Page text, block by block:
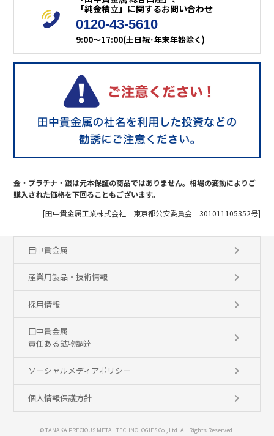
「純金積立」に関するお問い合わせ
0120-43-5610
9:00～17:00(土日祝･年末年始除く)
金・プラチナ・銀は元本保証の商品ではありません。相場の変動によりご
購入された価格を下回ることもございます。
[田中貴金属工業株式会社 東京都公安委員会 301011105352号]
田中貴金属
産業用製品・技術情報
採用情報
田中貴金属
責任ある鉱物調達
ソーシャルメディアポリシー
個人情報保護方針
© TANAKA PRECIOUS METAL TECHNOLOGIES Co., Ltd. All Rights Reserved.